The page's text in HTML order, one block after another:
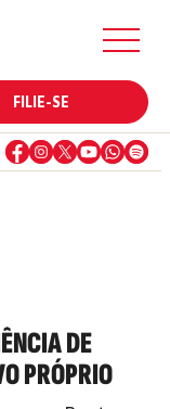
FILIE-SE
DE
PRÓPRIO